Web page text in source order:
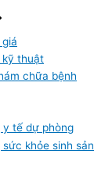
kỹ thuật
chữa bệnh
y tế dự phòng
sức khỏe sinh sản